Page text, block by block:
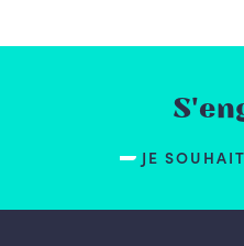
JE